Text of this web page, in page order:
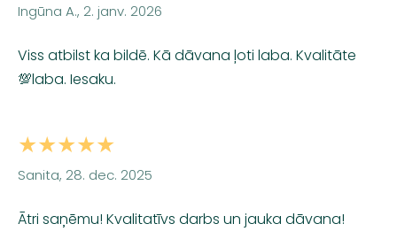
Ingūna A., 2. janv. 2026
Viss atbilst ka bildē. Kā dāvana ļoti laba. Kvalitāte
💯laba. Iesaku.
★★★★★
Sanita, 28. dec. 2025
Ātri saņēmu! Kvalitatīvs darbs un jauka dāvana!